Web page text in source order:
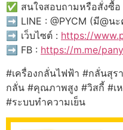
✅ สนใจสอบถามหรือสั่งซื้อ
➡️ LINE : @PYCM (มี@นะ
➡️ เว็บไซต์ : https://
➡️ FB : https://m.me/
#เครื่องกลั่นไฟฟ้า #กลั่นสุ
กลั่น #คุณภาพสูง #วิสกี้ #เ
#ระบบทำความเย็น